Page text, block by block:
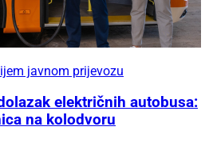
javnom prijevozu
električnih autobusa:
na kolodvoru